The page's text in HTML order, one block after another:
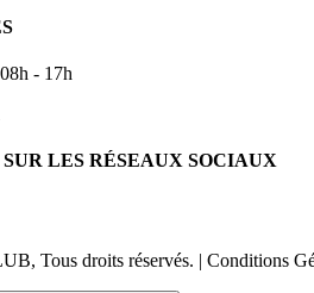
- 17h
LES RÉSEAUX SOCIAUX
, Tous droits réservés. | Conditions